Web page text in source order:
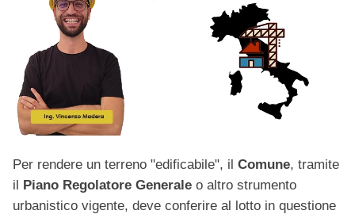
Per rendere un terreno "edificabile", il Comune, tramite
il
Piano Regolatore Generale o altro strumento
urbanistico vigente, deve conferire al lotto in questione